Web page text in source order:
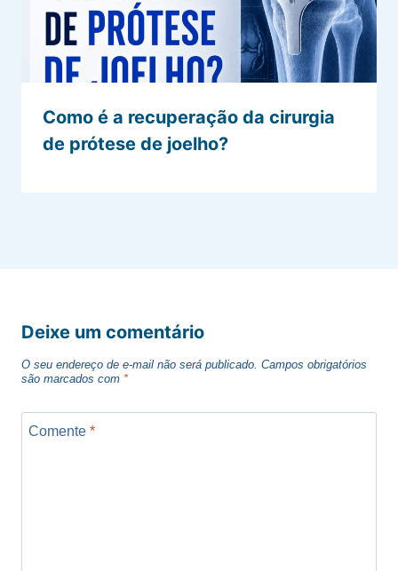
Como é a recuperação da cirurgia
de prótese de joelho?
Deixe um comentário
O seu endereço de e-mail não será publicado. Campos obrigatórios
são marcados com *
Comente *